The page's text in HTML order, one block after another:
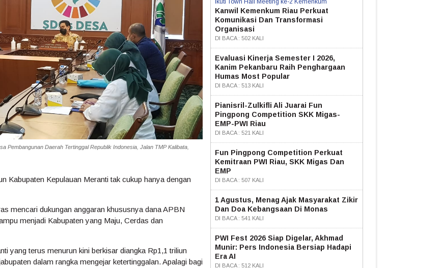
Pembangunan Daerah Tertinggal Republik Indonesia, Jalan TMP Kalibata,
Kabupaten Kepulauan Meranti tak cukup hanya dengan
mencari dukungan anggaran khususnya dana APBN
menjadi Kabupaten yang Maju, Cerdas dan
yang terus menurun kini berkisar diangka Rp1,1 triliun
dalam rangka mengejar ketertinggalan. Apalagi bagi
Ikuti Town Hall Meeting ke-2 Kemenkum
Kanwil Kemenkum Riau Perkuat
Komunikasi Dan Transformasi
Organisasi
DI BACA : 502 KALI
Evaluasi Kinerja Semester I 2026,
Kanim Pekanbaru Raih Penghargaan
Humas Most Popular
DI BACA : 513 KALI
Pianisril-Zulkifli Ali Juarai Fun
Pingpong Competition SKK Migas-
EMP-PWI Riau
DI BACA : 521 KALI
Fun Pingpong Competition Perkuat
Kemitraan PWI Riau, SKK Migas Dan
EMP
DI BACA : 507 KALI
1 Agustus, Menag Ajak Masyarakat Zikir
Dan Doa Kebangsaan Di Monas
DI BACA : 541 KALI
PWI Fest 2026 Siap Digelar, Akhmad
Munir: Pers Indonesia Bersiap Hadapi
Era AI
DI BACA : 512 KALI